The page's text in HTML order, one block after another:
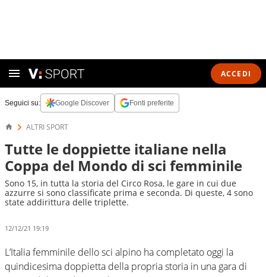
ACCEDI
Seguici su: Google Discover Fonti preferite
ALTRI SPORT
Tutte le doppiette italiane nella
Coppa del Mondo di sci femminile
Sono 15, in tutta la storia del Circo Rosa, le gare in cui due
azzurre si sono classificate prima e seconda. Di queste, 4 sono
state addirittura delle triplette.
12/12/21 19:19
L’Italia femminile dello sci alpino ha completato oggi la
quindicesima doppietta della propria storia in una gara di